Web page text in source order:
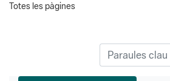
Totes les pàgines